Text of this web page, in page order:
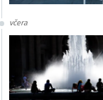
včera